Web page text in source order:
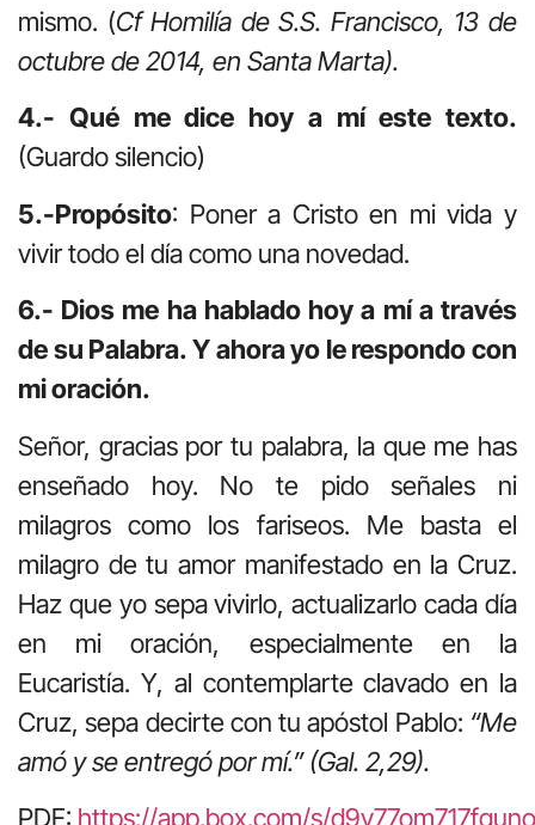
mismo. (Cf Homilía de S.S. Francisco, 13 de
octubre de 2014, en Santa Marta).
4.- Qué me dice hoy a mí este texto.
(Guardo silencio)
5.-Propósito: Poner a Cristo en mi vida y
vivir todo el día como una novedad.
6.- Dios me ha hablado hoy a mí a través
de su Palabra. Y ahora yo le respondo con
mi oración.
Señor, gracias por tu palabra, la que me has
enseñado hoy. No te pido señales ni
milagros como los fariseos. Me basta el
milagro de tu amor manifestado en la Cruz.
Haz que yo sepa vivirlo, actualizarlo cada día
en mi oración, especialmente en la
Eucaristía. Y, al contemplarte clavado en la
Cruz, sepa decirte con tu apóstol Pablo: “Me
amó y se entregó por mí.” (Gal. 2,29).
PDF: https://app.box.com/s/